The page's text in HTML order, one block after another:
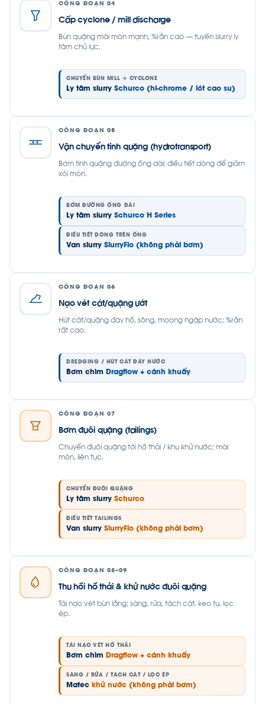
CÔNG ĐOẠN 04
Cấp cyclone / mill discharge
Bùn quặng mài mòn mạnh, %rắn cao — tuyến slurry ly
tâm chủ lực.
CHUYỂN BÙN MILL → CYCLONE
Ly tâm slurry Schurco (hi-chrome / lót cao su)
CÔNG ĐOẠN 05
Vận chuyển tinh quặng (hydrotransport)
Bơm tinh quặng đường ống dài; điều tiết dòng để giảm
xói mòn.
BƠM ĐƯỜNG ỐNG DÀI
Ly tâm slurry Schurco H Series
ĐIỀU TIẾT DÒNG TRÊN ỐNG
Van slurry SlurryFlo (không phải bơm)
CÔNG ĐOẠN 06
Nạo vét cát/quặng ướt
Hút cát/quặng đáy hồ, sông, moong ngập nước; %rắn
rất cao.
DREDGING / HÚT CÁT ĐÁY NƯỚC
Bơm chìm Dragflow + cánh khuấy
CÔNG ĐOẠN 07
Bơm đuôi quặng (tailings)
Chuyển đuôi quặng tới hồ thải / khu khử nước; mài
mòn, liên tục.
CHUYỂN ĐUÔI QUẶNG
Ly tâm slurry Schurco
ĐIỀU TIẾT TAILINGS
Van slurry SlurryFlo (không phải bơm)
CÔNG ĐOẠN 08–09
Thu hồi hồ thải & khử nước đuôi quặng
Tái nạo vét bùn lắng; sàng, rửa, tách cát, keo tụ, lọc
ép.
TÁI NẠO VÉT HỒ THẢI
Bơm chìm Dragflow + cánh khuấy
SÀNG / RỬA / TÁCH CÁT / LỌC ÉP
Matec khử nước (không phải bơm)